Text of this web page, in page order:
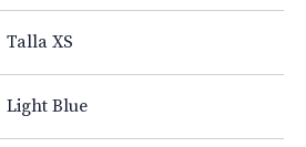
Talla XS
Light Blue